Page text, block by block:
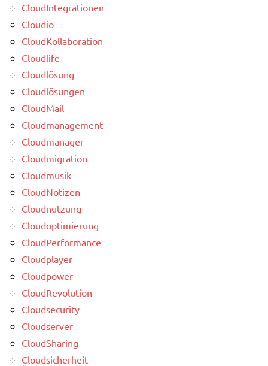
CloudIntegrationen
Cloudio
CloudKollaboration
Cloudlife
Cloudlösung
Cloudlösungen
CloudMail
Cloudmanagement
Cloudmanager
Cloudmigration
Cloudmusik
CloudNotizen
Cloudnutzung
Cloudoptimierung
CloudPerformance
Cloudplayer
Cloudpower
CloudRevolution
Cloudsecurity
Cloudserver
CloudSharing
Cloudsicherheit